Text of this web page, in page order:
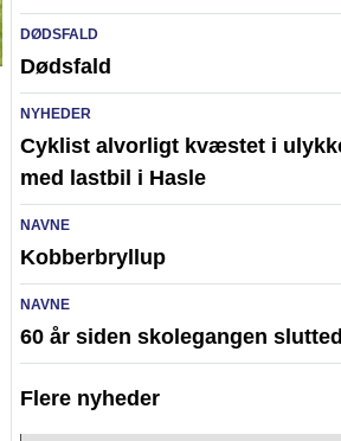
DØDSFALD
Dødsfald
NYHEDER
Cyklist alvorligt kvæstet i
med lastbil i Hasle
NAVNE
Kobberbryllup
NAVNE
60 år siden skolegangen
Flere nyheder